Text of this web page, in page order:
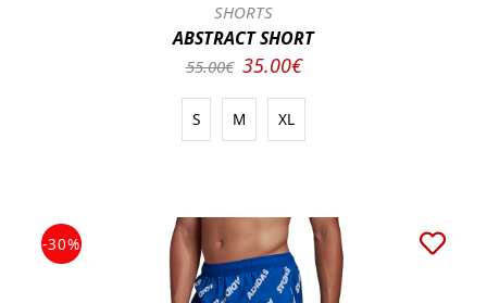
SHORTS
ABSTRACT SHORT
55.00€ 35.00€
S M XL
-30%